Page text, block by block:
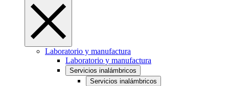
Laboratorio y manufactura
Laboratorio y manufactura
Servicios inalámbricos
Servicios inalámbricos